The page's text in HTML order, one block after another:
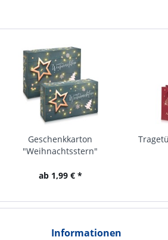
Geschenkkarton
"Weihnachtsstern"
ab 1,99 € *
Informationen